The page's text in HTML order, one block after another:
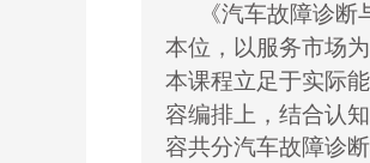
《汽车故障诊
本位，以服务市场
本课程立足于实际
容编排上，结合认
容共分汽车故障诊